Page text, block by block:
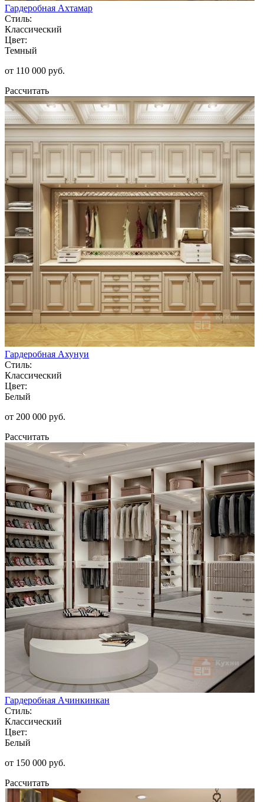
Гардеробная Ахтамар
Стиль:
Классический
Цвет:
Темный
от 110 000 руб.
Рассчитать
Гардеробная Ахунуи
Стиль:
Классический
Цвет:
Белый
от 200 000 руб.
Рассчитать
Гардеробная Ачинкинкан
Стиль:
Классический
Цвет:
Белый
от 150 000 руб.
Рассчитать